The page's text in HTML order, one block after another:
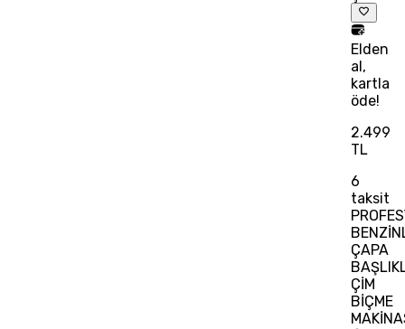
Elden
al,
kartla
öde!
2.499
TL
6
taksit
ÇAPA
ÇİM
BİÇME